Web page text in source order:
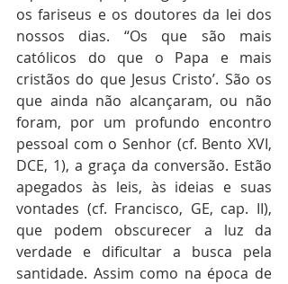
os fariseus e os doutores da lei dos
nossos dias. “Os que são mais
católicos do que o Papa e mais
cristãos do que Jesus Cristo’. São os
que ainda não alcançaram, ou não
foram, por um profundo encontro
pessoal com o Senhor (cf. Bento XVI,
DCE, 1), a graça da conversão. Estão
apegados às leis, às ideias e suas
vontades (cf. Francisco, GE, cap. II),
que podem obscurecer a luz da
verdade e dificultar a busca pela
santidade. Assim como na época de